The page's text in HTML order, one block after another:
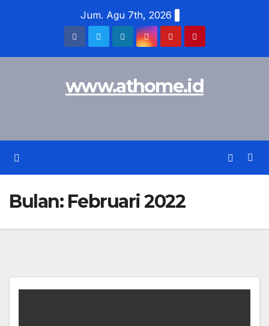
Jum. Agu 7th, 2026
www.athome.id
Bulan: Februari 2022